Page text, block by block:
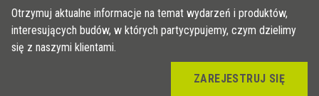
Otrzymuj aktualne informacje na temat wydarzeń i produktów,
interesujących budów, w których partycypujemy, czym dzielimy
się z naszymi klientami.
ZAREJESTRUJ SIĘ